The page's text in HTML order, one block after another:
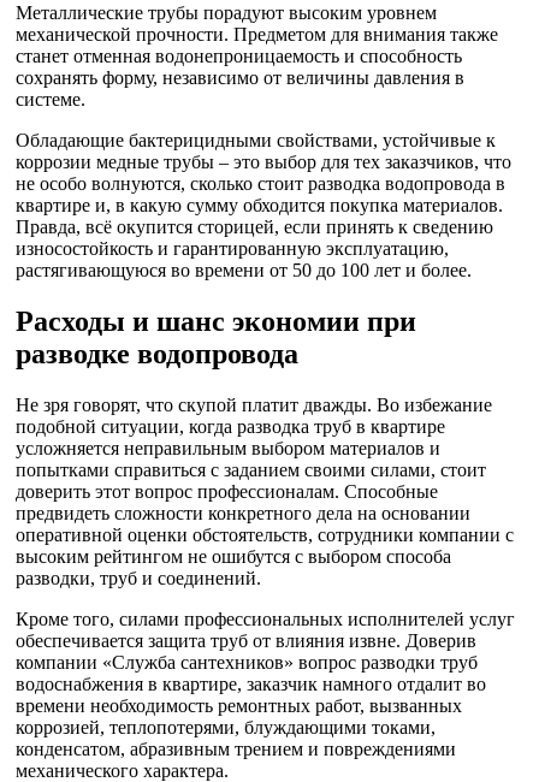
Металлические трубы порадуют высоким уровнем
механической прочности. Предметом для внимания также
станет отменная водонепроницаемость и способность
сохранять форму, независимо от величины давления в
системе.
Обладающие бактерицидными свойствами, устойчивые к
коррозии медные трубы – это выбор для тех заказчиков, что
не особо волнуются, сколько стоит разводка водопровода в
квартире и, в какую сумму обходится покупка материалов.
Правда, всё окупится сторицей, если принять к сведению
износостойкость и гарантированную эксплуатацию,
растягивающуюся во времени от 50 до 100 лет и более.
Расходы и шанс экономии при
разводке водопровода
Не зря говорят, что скупой платит дважды. Во избежание
подобной ситуации, когда разводка труб в квартире
усложняется неправильным выбором материалов и
попытками справиться с заданием своими силами, стоит
доверить этот вопрос профессионалам. Способные
предвидеть сложности конкретного дела на основании
оперативной оценки обстоятельств, сотрудники компании с
высоким рейтингом не ошибутся с выбором способа
разводки, труб и соединений.
Кроме того, силами профессиональных исполнителей услуг
обеспечивается защита труб от влияния извне. Доверив
компании «Служба сантехников» вопрос разводки труб
водоснабжения в квартире, заказчик намного отдалит во
времени необходимость ремонтных работ, вызванных
коррозией, теплопотерями, блуждающими токами,
конденсатом, абразивным трением и повреждениями
механического характера.